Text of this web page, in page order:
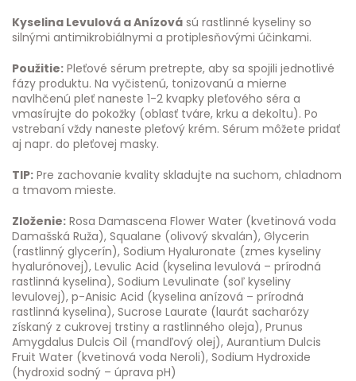
Kyselina Levulová a Anízová sú rastlinné kyseliny so
silnými antimikrobiálnymi a protiplesňovými účinkami.
Použitie: Pleťové sérum pretrepte, aby sa spojili jednotlivé
fázy produktu. Na vyčistenú, tonizovanú a mierne
navlhčenú pleť naneste 1-2 kvapky pleťového séra a
vmasírujte do pokožky (oblasť tváre, krku a dekoltu). Po
vstrebaní vždy naneste pleťový krém. Sérum môžete pridať
aj napr. do pleťovej masky.
TIP: Pre zachovanie kvality skladujte na suchom, chladnom
a tmavom mieste.
Zloženie: Rosa Damascena Flower Water (kvetinová voda
Damašská Ruža), Squalane (olivový skvalán), Glycerin
(rastlinný glycerín), Sodium Hyaluronate (zmes kyseliny
hyalurónovej), Levulic Acid (kyselina levulová – prírodná
rastlinná kyselina), Sodium Levulinate (soľ kyseliny
levulovej), p-Anisic Acid (kyselina anízová – prírodná
rastlinná kyselina), Sucrose Laurate (laurát sacharózy
získaný z cukrovej trstiny a rastlinného oleja), Prunus
Amygdalus Dulcis Oil (mandľový olej), Aurantium Dulcis
Fruit Water (kvetinová voda Neroli), Sodium Hydroxide
(hydroxid sodný – úprava pH)